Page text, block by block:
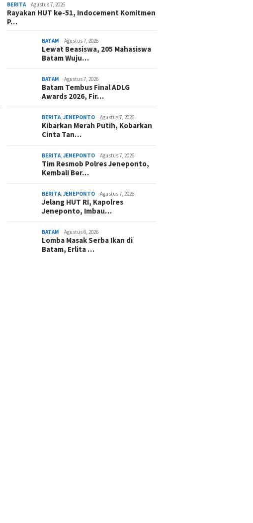
BERITA Agustus 7, 2026
Rayakan HUT ke-51, Indocement Komitmen
P…
BATAM Agustus 7, 2026
Lewat Beasiswa, 205 Mahasiswa
Batam Wuju…
BATAM Agustus 7, 2026
Batam Tembus Final ADLG
Awards 2026, Fir…
BERITA,JENEPONTO Agustus 7, 2026
Kibarkan Merah Putih, Kobarkan
Cinta Tan…
BERITA,JENEPONTO Agustus 7, 2026
Tim Resmob Polres Jeneponto,
Kembali Ber…
BERITA,JENEPONTO Agustus 7, 2026
Jelang HUT RI, Kapolres
Jeneponto, Imbau…
BATAM Agustus 6, 2026
Lomba Masak Serba Ikan di
Batam, Erlita …